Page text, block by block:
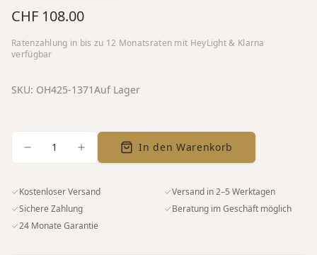
CHF 108.00
Ratenzahlung in bis zu 12 Monatsraten mit HeyLight & Klarna
verfügbar
SKU: OH425-1371Auf Lager
1 In den Warenkorb
✓Kostenloser Versand ✓Versand in 2–5 Werktagen
✓Sichere Zahlung ✓Beratung im Geschäft möglich
✓24 Monate Garantie